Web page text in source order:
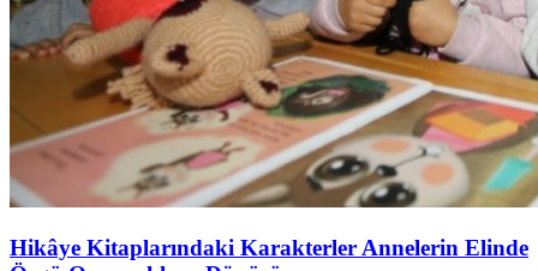
Hikâye Kitaplarındaki Karakterler Annelerin Elinde